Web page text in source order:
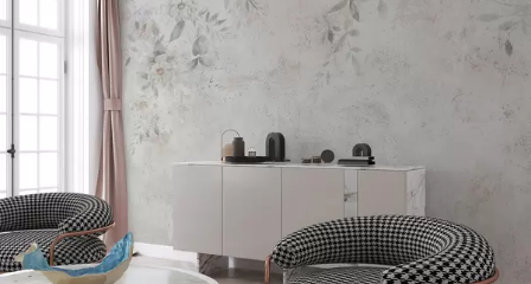
Paleta de colores
Inteligente